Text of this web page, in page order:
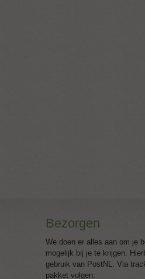
Bezorgen
We doen er alles aan om je
mogelijk bij je te krijgen.
gebruik van PostNL. Via
pakket volgen.